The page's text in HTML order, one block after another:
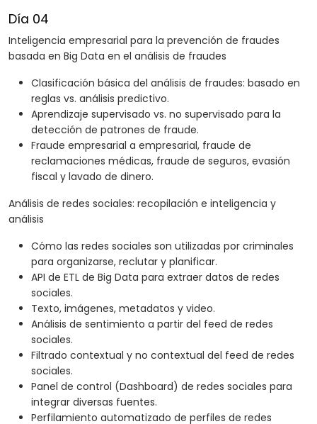
Día 04
Inteligencia empresarial para la prevención de fraudes
basada en Big Data en el análisis de fraudes
Clasificación básica del análisis de fraudes: basado en
reglas vs. análisis predictivo.
Aprendizaje supervisado vs. no supervisado para la
detección de patrones de fraude.
Fraude empresarial a empresarial, fraude de
reclamaciones médicas, fraude de seguros, evasión
fiscal y lavado de dinero.
Análisis de redes sociales: recopilación e inteligencia y
análisis
Cómo las redes sociales son utilizadas por criminales
para organizarse, reclutar y planificar.
API de ETL de Big Data para extraer datos de redes
sociales.
Texto, imágenes, metadatos y video.
Análisis de sentimiento a partir del feed de redes
sociales.
Filtrado contextual y no contextual del feed de redes
sociales.
Panel de control (Dashboard) de redes sociales para
integrar diversas fuentes.
Perfilamiento automatizado de perfiles de redes